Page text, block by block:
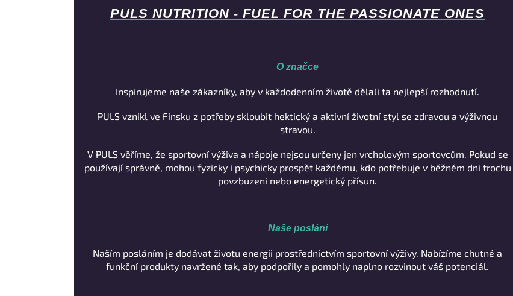
PULS NUTRITION - FUEL FOR THE PASSIONATE ONES
O značce
Inspirujeme naše zákazníky, aby v každodenním životě dělali ta nejlepší rozhodnutí.
PULS vznikl ve Finsku z potřeby skloubit hektický a aktivní životní styl se zdravou a výživnou
stravou.
V PULS věříme, že sportovní výživa a nápoje nejsou určeny jen vrcholovým sportovcům. Pokud se
používají správně, mohou fyzicky i psychicky prospět každému, kdo potřebuje v běžném dni trochu
povzbuzení nebo energetický přísun.
Naše poslání
Naším posláním je dodávat životu energii prostřednictvím sportovní výživy. Nabízíme chutné a
funkční produkty navržené tak, aby podpořily a pomohly naplno rozvinout váš potenciál.